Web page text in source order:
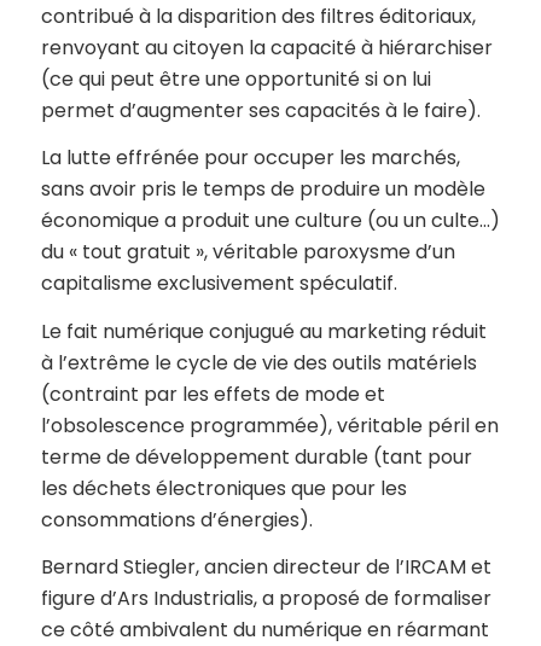
contribué à la disparition des filtres éditoriaux,
renvoyant au citoyen la capacité à hiérarchiser
(ce qui peut être une opportunité si on lui
permet d’augmenter ses capacités à le faire).
La lutte effrénée pour occuper les marchés,
sans avoir pris le temps de produire un modèle
économique a produit une culture (ou un culte…)
du « tout gratuit », véritable paroxysme d’un
capitalisme exclusivement spéculatif.
Le fait numérique conjugué au marketing réduit
à l’extrême le cycle de vie des outils matériels
(contraint par les effets de mode et
l’obsolescence programmée), véritable péril en
terme de développement durable (tant pour
les déchets électroniques que pour les
consommations d’énergies).
Bernard Stiegler, ancien directeur de l’IRCAM et
figure d’Ars Industrialis, a proposé de formaliser
ce côté ambivalent du numérique en réarmant